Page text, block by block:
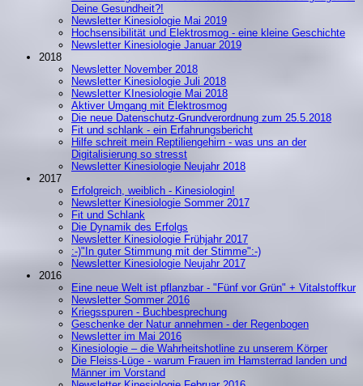
Deine Gesundheit?!
Newsletter Kinesiologie Mai 2019
Hochsensibilität und Elektrosmog - eine kleine Geschichte
Newsletter Kinesiologie Januar 2019
2018
Newsletter November 2018
Newsletter Kinesiologie Juli 2018
Newsletter KInesiologie Mai 2018
Aktiver Umgang mit Elektrosmog
Die neue Datenschutz-Grundverordnung zum 25.5.2018
Fit und schlank - ein Erfahrungsbericht
Hilfe schreit mein Reptiliengehirn - was uns an der
Digitalisierung so stresst
Newsletter Kinesiologie Neujahr 2018
2017
Erfolgreich, weiblich - Kinesiologin!
Newsletter Kinesiologie Sommer 2017
Fit und Schlank
Die Dynamik des Erfolgs
Newsletter Kinesiologie Frühjahr 2017
:-)"In guter Stimmung mit der Stimme":-)
Newsletter Kinesiologie Neujahr 2017
2016
Eine neue Welt ist pflanzbar - "Fünf vor Grün" + Vitalstoffkur
Newsletter Sommer 2016
Kriegsspuren - Buchbesprechung
Geschenke der Natur annehmen - der Regenbogen
Newsletter im Mai 2016
Kinesiologie – die Wahrheitshotline zu unserem Körper
Die Fleiss-Lüge - warum Frauen im Hamsterrad landen und
Männer im Vorstand